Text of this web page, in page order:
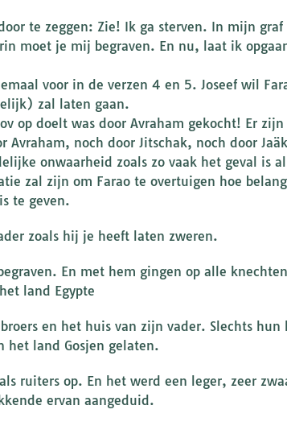
te zeggen: Zie! Ik ga sterven. In mijn
moet je mij begraven. En nu, laat ik
voor in de verzen 4 en 5. Joseef wil
zal laten gaan.
op doelt was door Avraham gekocht! Er
noch door Jitschak, noch door
onwaarheid zoals zo vaak het geval is
zal zijn om Farao te overtuigen hoe
te geven.
zoals hij je heeft laten zweren.
En met hem gingen op alle
land Egypte
en het huis van zijn vader. Slechts
het land Gosjen gelaten.
ruiters op. En het werd een leger, zeer
ervan aangeduid.